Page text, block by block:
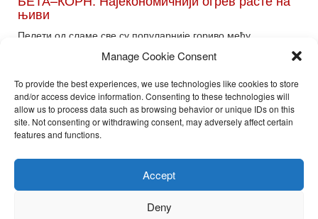
Manage Cookie Consent
To provide the best experiences, we use technologies like cookies to store
and/or access device information. Consenting to these technologies will
allow us to process data such as browsing behavior or unique IDs on this
site. Not consenting or withdrawing consent, may adversely affect certain
features and functions.
Accept
Deny
њиви
Пелети од сламе све су популарније гориво међу
потрошачима. Главне препреке већoj производњи овог ог...
Toggle
Nira Press d.o.o.
Sadržaj ovog sajta je zakonom zaštićena intelektualna svojina
kopiranje, objavljivanje celine ili delova bilo kog proizvoda NiraPress